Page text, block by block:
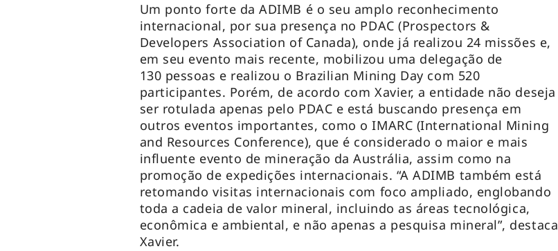
Um ponto forte da ADIMB é o seu amplo reconhecimento
internacional, por sua presença no PDAC (Prospectors &
Developers Association of Canada), onde já realizou 24 missões e,
em seu evento mais recente, mobilizou uma delegação de
130 pessoas e realizou o Brazilian Mining Day com 520
participantes. Porém, de acordo com Xavier, a entidade não deseja
ser rotulada apenas pelo PDAC e está buscando presença em
outros eventos importantes, como o IMARC (International Mining
and Resources Conference), que é considerado o maior e mais
influente evento de mineração da Austrália, assim como na
promoção de expedições internacionais. “A ADIMB também está
retomando visitas internacionais com foco ampliado, englobando
toda a cadeia de valor mineral, incluindo as áreas tecnológica,
econômica e ambiental, e não apenas a pesquisa mineral”, destaca
Xavier.